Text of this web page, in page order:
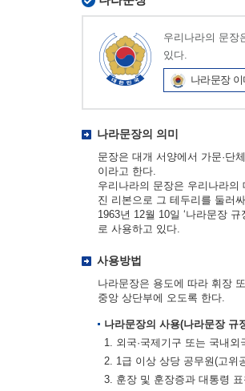
우리나라의 문장
있다.
나라문장 이
나라문장의 의미
문장은 대개 서양에서 가문·단
이라고 한다.
우리나라의 문장은 우리나라의
진 리본으로 그 테두리를 둘러
1963년 12월 10일 ‘나라문장
로 사용하고 있다.
사용방법
나라문장은 용도에 따라 휘장
중앙 상단부에 오도록 한다.
나라문장의 사용(나라문장 규
1. 외국·국제기구 또는 국내
2. 1급 이상 상당 공무원(고위
3. 훈장 및 훈장증과 대통령